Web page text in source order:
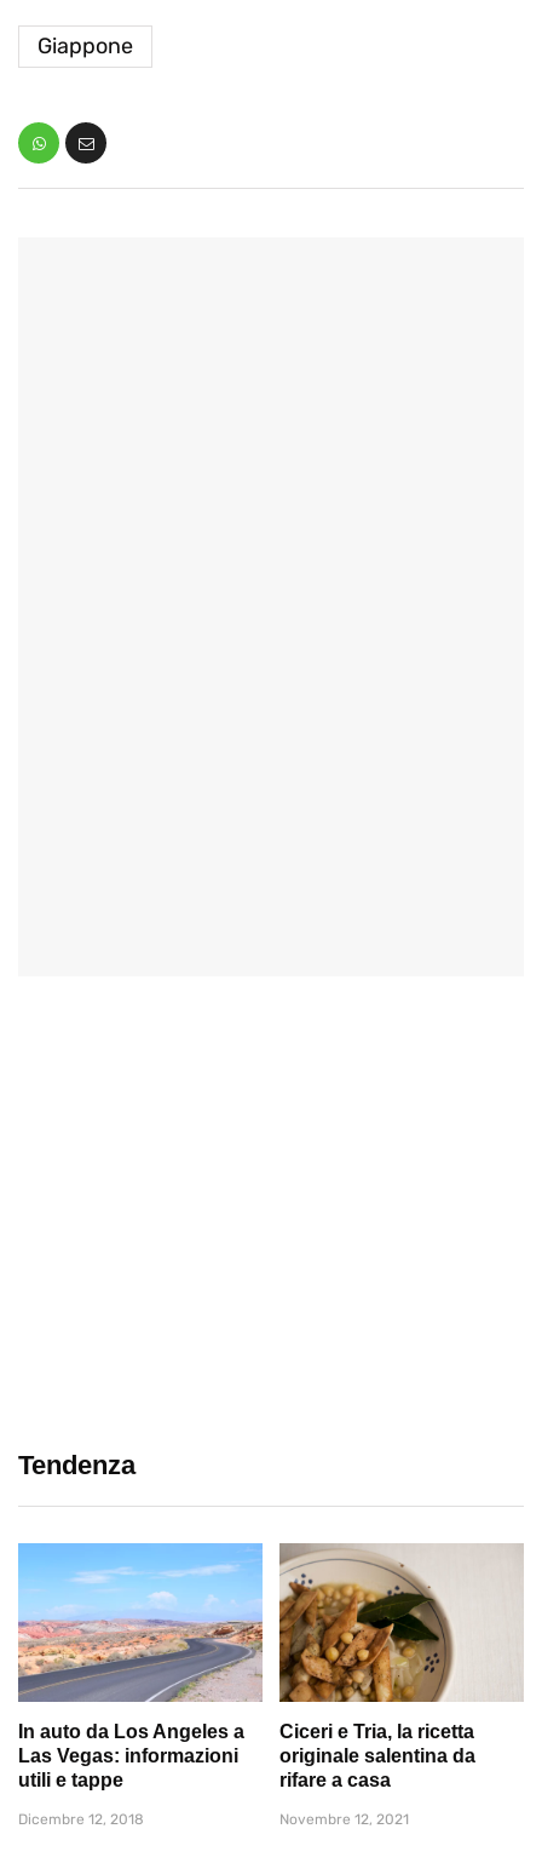
Giappone
Tendenza
In auto da Los Angeles a
Las Vegas: informazioni
utili e tappe
Dicembre 12, 2018
Ciceri e Tria, la ricetta
originale salentina da
rifare a casa
Novembre 12, 2021